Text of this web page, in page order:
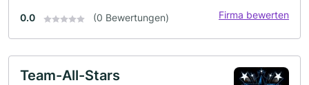
0.0 (0 Bewertungen) Firma bewerten
Team-All-Stars